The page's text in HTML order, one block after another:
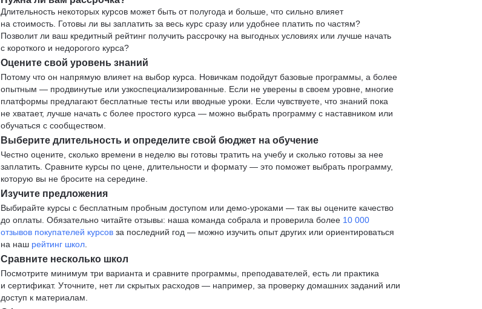
Длительность некоторых курсов может быть от полугода и больше, что сильно влияет
на стоимость. Готовы ли вы заплатить за весь курс сразу или удобнее платить по частям?
Позволит ли ваш кредитный рейтинг получить рассрочку на выгодных условиях или лучше начать
с короткого и недорогого курса?
Оцените свой уровень знаний
Потому что он напрямую влияет на выбор курса. Новичкам подойдут базовые программы, а более
опытным — продвинутые или узкоспециализированные. Если не уверены в своем уровне, многие
платформы предлагают бесплатные тесты или вводные уроки. Если чувствуете, что знаний пока
не хватает, лучше начать с более простого курса — можно выбрать программу с наставником или
обучаться с сообществом.
Выберите длительность и определите свой бюджет на обучение
Честно оцените, сколько времени в неделю вы готовы тратить на учебу и сколько готовы за нее
заплатить. Сравните курсы по цене, длительности и формату — это поможет выбрать программу,
которую вы не бросите на середине.
Изучите предложения
Выбирайте курсы с бесплатным пробным доступом или демо-уроками — так вы оцените качество
до оплаты. Обязательно читайте отзывы: наша команда собрала и проверила более 10 000
отзывов покупателей курсовза последний год — можно изучить опыт других или ориентироваться
на наш рейтинг школ
Сравните несколько школ
Посмотрите минимум три варианта и сравните программы, преподавателей, есть ли практика
и сертификат. Уточните, нет ли скрытых расходов — например, за проверку домашних заданий или
доступ к материалам.